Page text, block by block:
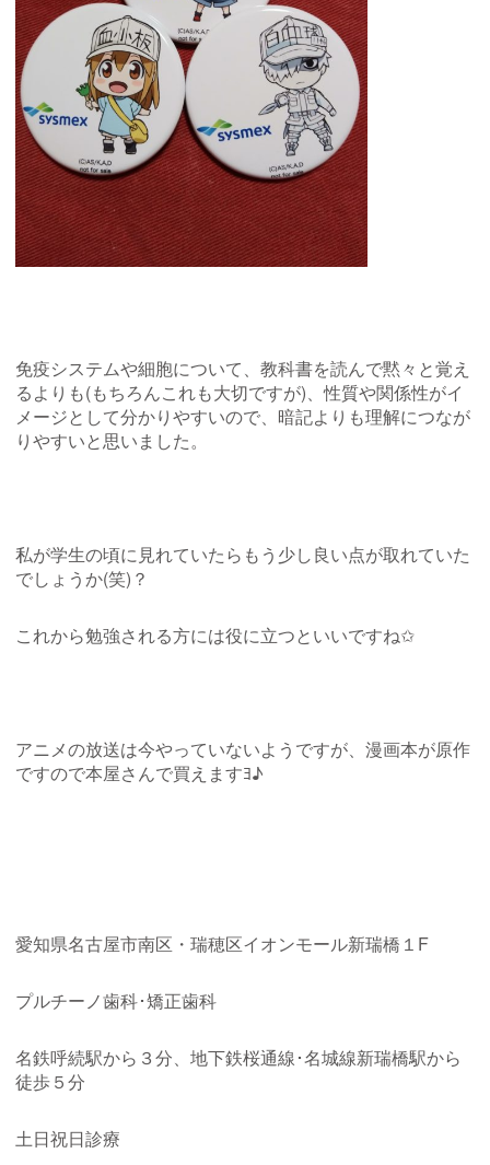
免疫システムや細胞について、教科書を読んで黙々と覚え
るよりも(もちろんこれも大切ですが)、性質や関係性がイ
メージとして分かりやすいので、暗記よりも理解につなが
りやすいと思いました。
私が学生の頃に見れていたらもう少し良い点が取れていた
でしょうか(笑)？
これから勉強される方には役に立つといいですね✩
アニメの放送は今やっていないようですが、漫画本が原作
ですので本屋さんで買えますﾖ♪
愛知県名古屋市南区・瑞穂区イオンモール新瑞橋１F
プルチーノ歯科･矯正歯科
名鉄呼続駅から３分、地下鉄桜通線･名城線新瑞橋駅から
徒歩５分
土日祝日診療